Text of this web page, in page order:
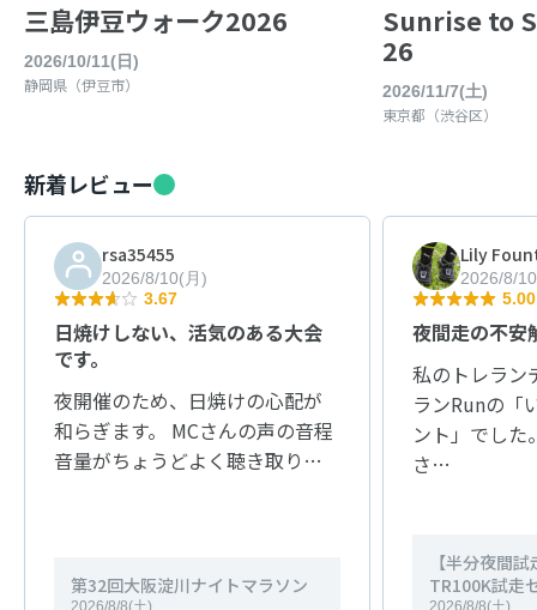
三島伊豆ウォーク2026
2026/10/11(日)
静岡県（伊豆市）
Sunrise to
26
2026/11/7(土)
東京都（渋谷区）
新着レビュー
rsa35455
2026/8/10(月)
3.67
日焼けしない、活気のある大会
です。
夜開催のため、日焼けの心配が
和らぎます。 MCさんの声の音程
音量がちょうどよく聴き取り…
第32回大阪淀川ナイトマラソン
2026/8/8(土)
Lily
2026/8/
5.00
夜間走の不安
私のトレラン
ランRunの「
ント」でした
さ…
【半分夜間
TR100K試走
2026/8/8(土)